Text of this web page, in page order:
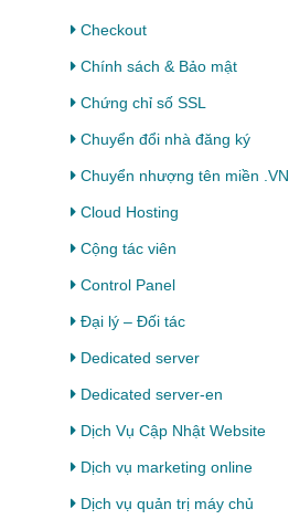
Checkout
Chính sách & Bảo mật
Chứng chỉ số SSL
Chuyển đổi nhà đăng ký
Chuyển nhượng tên miền .VN
Cloud Hosting
Cộng tác viên
Control Panel
Đại lý – Đối tác
Dedicated server
Dedicated server-en
Dịch Vụ Cập Nhật Website
Dịch vụ marketing online
Dịch vụ quản trị máy chủ